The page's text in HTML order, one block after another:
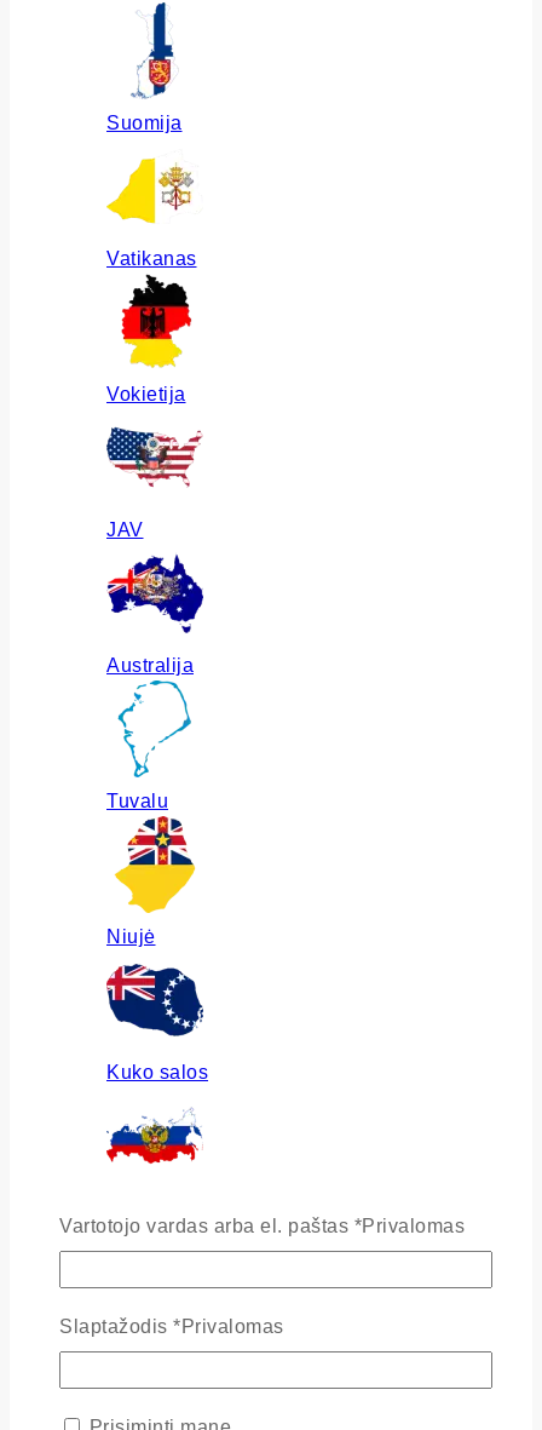
Suomija
Vatikanas
Vokietija
JAV
Australija
Tuvalu
Niujė
Kuko salos
Vartotojo vardas arba el. paštas *Privalomas
Slaptažodis *Privalomas